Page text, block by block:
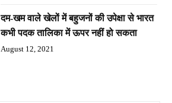
दम-खम वाले खेलों में बहुजनों की उपेक्षा से भारत
कभी पदक तालिका में ऊपर नहीं हो सकता
August 12, 2021